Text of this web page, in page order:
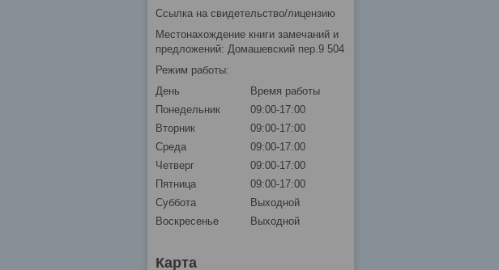
Ссылка на свидетельство/лицензию
Местонахождение книги замечаний и
предложений: Домашевский пер.9 504
Режим работы:
День
Время работы
Понедельник
09:00-17:00
Вторник
09:00-17:00
Среда
09:00-17:00
Четверг
09:00-17:00
Пятница
09:00-17:00
Суббота
Выходной
Воскресенье
Выходной
Карта